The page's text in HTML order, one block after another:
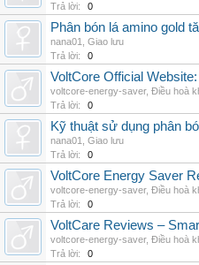
Trả lời:
0
Phân bón lá amino gold
nana01
Giao lưu
Trả lời:
0
VoltCore Official
voltcore-energy-saver, Điều hoà
Trả lời:
0
Kỹ thuật sử dụng phân
nana01
Giao lưu
Trả lời:
0
VoltCore Energy Saver
voltcore-energy-saver, Điều hoà
Trả lời:
0
VoltCare Reviews –
voltcore-energy-saver, Điều hoà
Trả lời:
0